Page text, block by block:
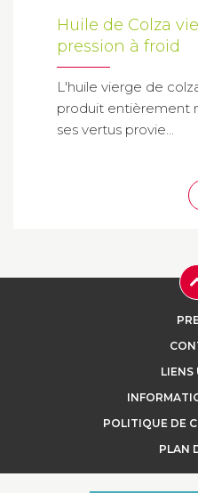
Huile de Colza
pression à froid
L'huile vierge de
produit entièrement
ses vertus provie...
LIENS
POLITIQUE DE
PLAN